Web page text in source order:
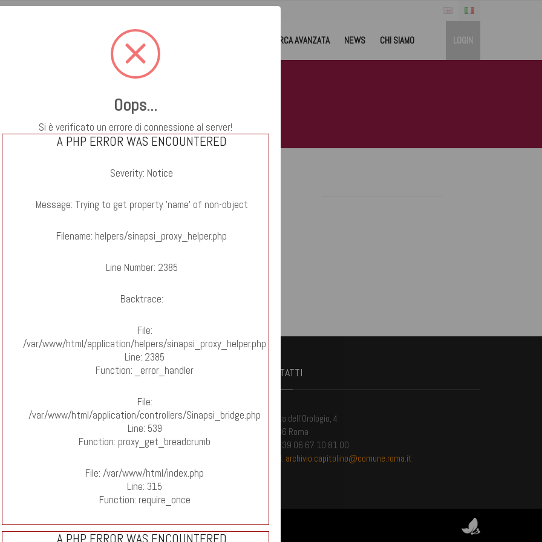
HOME - ricerca semplice RICERCA AVANZATA NEWS CHI SIAMO LOGIN
tutti coloro che hanno il desiderio e l'interesse di approfondire la
sua storia.La ricca documentazione in esso conservata, che
della Biblioteca Romana, i periodici e i quotidiani dell'Emeroteca
concreto dell
CONTATTI
Piazza dell'Orologio, 4
00186 Roma
Tel. +39 06 67 10 81 00
Email: archivio.capitolino@comune.roma.it
Oops...
Si è verificato un errore di connessione al server!
A PHP ERROR WAS ENCOUNTERED
Severity: Notice
Message: Trying to get property 'name' of non-object
Filename: helpers/sinapsi_proxy_helper.php
Line Number: 2385
Backtrace:
File:
/var/www/html/application/helpers/sinapsi_proxy_helper.php
Line: 2385
Function: _error_handler
File:
/var/www/html/application/controllers/Sinapsi_bridge.php
Line: 539
Function: proxy_get_breadcrumb
File: /var/www/html/index.php
Line: 315
Function: require_once